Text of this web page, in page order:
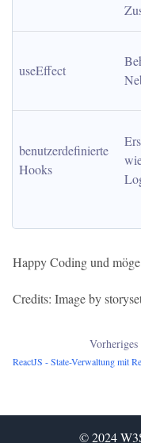
useEffect
benutzerdefinierte
Hooks
Happy Coding und
Credits: Image by
ReactJS - State-Verwaltung mit
© 2024